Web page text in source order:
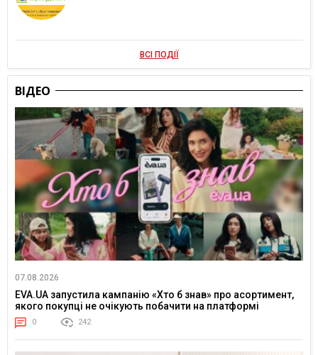
ВСІ ПОДІЇ
ВІДЕО
07.08.2026
EVA.UA запустила кампанію «Хто б знав» про асортимент,
якого покупці не очікують побачити на платформі
0 242